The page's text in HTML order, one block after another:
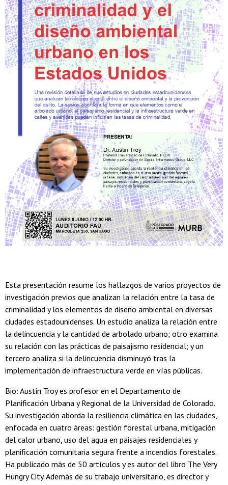
Esta presentación resume los hallazgos de varios proyectos de
investigación previos que analizan la relación entre la tasa de
criminalidad y los elementos de diseño ambiental en diversas
ciudades estadounidenses. Un estudio analiza la relación entre
la delincuencia y la cantidad de arbolado urbano; otro examina
su relación con las prácticas de paisajismo residencial; y un
tercero analiza si la delincuencia disminuyó tras la
implementación de infraestructura verde en vías públicas.
Bio: Austin Troy es profesor en el Departamento de
Planificación Urbana y Regional de la Universidad de Colorado.
Su investigación aborda la resiliencia climática en las ciudades,
enfocada en cuatro áreas: gestión forestal urbana, mitigación
del calor urbano, uso del agua en paisajes residenciales y
planificación comunitaria segura frente a incendios forestales.
Ha publicado más de 50 artículos y es autor del libro The Very
Hungry City. Además de su trabajo universitario, es director y